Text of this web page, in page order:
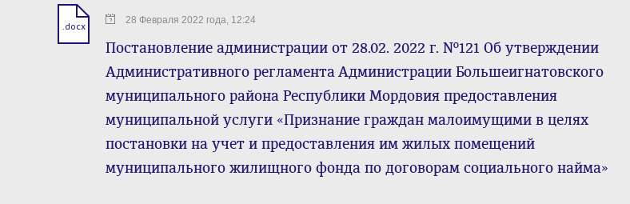
.docx 28 Февраля 2022 года, 12:24
Постановление администрации от 28.02. 2022 г. №121 Об утверждении
Административного регламента Администрации Большеигнатовского
муниципального района Республики Мордовия предоставления
муниципальной услуги «Признание граждан малоимущими в целях
постановки на учет и предоставления им жилых помещений
муниципального жилищного фонда по договорам социального найма»